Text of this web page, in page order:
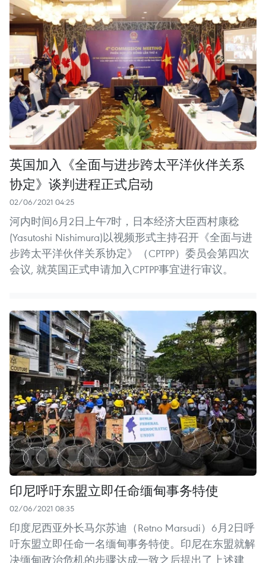
英国加入《全面与进步跨太平洋伙伴关系
协定》谈判进程正式启动
02/06/2021 04:25
河内时间6月2日上午7时，日本经济大臣西村康稔
(Yasutoshi Nishimura)以视频形式主持召开《全面与进
步跨太平洋伙伴关系协定》（CPTPP）委员会第四次
会议, 就英国正式申请加入CPTPP事宜进行审议。
印尼呼吁东盟立即任命缅甸事务特使
02/06/2021 08:35
印度尼西亚外长马尔苏迪（Retno Marsudi）6月2日呼
吁东盟立即任命一名缅甸事务特使。印尼在东盟就解
决缅甸政治危机的步骤达成一致之后提出了上述建